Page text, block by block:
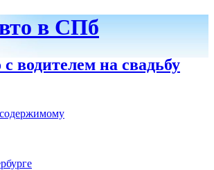
в СПб
водителем на свадьбу